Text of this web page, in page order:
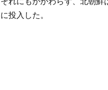
に投入した。